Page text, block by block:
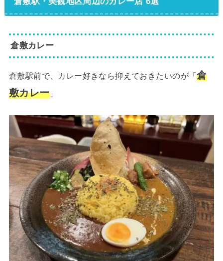
倉敷カレー
倉敷駅前で、カレー好きなら抑えておきたいのが「倉
敷カレー」